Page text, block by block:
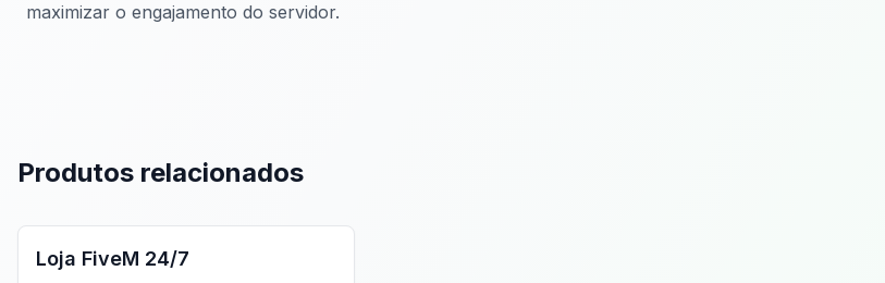
maximizar o engajamento do servidor.
Produtos relacionados
Loja FiveM 24/7